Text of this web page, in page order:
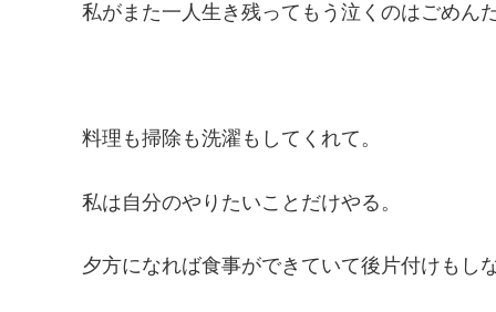
私がまた一人生き残ってもう泣くのはごめんだ
料理も掃除も洗濯もしてくれて。
私は自分のやりたいことだけやる。
夕方になれば食事ができていて後片付けもし